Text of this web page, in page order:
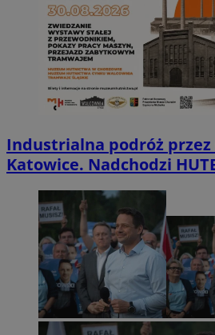
Industrialna podróż przez
Katowice. Nadchodzi